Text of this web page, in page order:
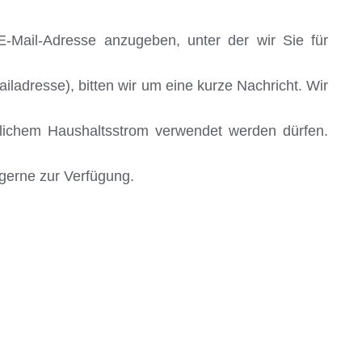
Adresse anzugeben, unter der wir Sie für
bitten wir um eine kurze Nachricht. Wir
Haushaltsstrom verwendet werden dürfen.
zur Verfügung.